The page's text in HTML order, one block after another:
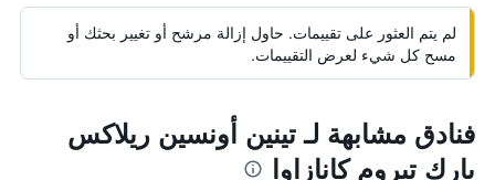
لم يتم العثور على تقييمات. حاول إزالة مرشح أو تغيير بحثك أو
مسح كل شيء لعرض التقييمات.
فنادق مشابهة لـ تينين أونسين ريلاكس
بارك تيروم كانازاوا